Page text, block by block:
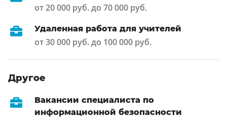
от 20 000 руб. до 70 000 руб.
Удаленная работа для учителей
от 30 000 руб. до 100 000 руб.
Другое
Вакансии специалиста по
информационной безопасности